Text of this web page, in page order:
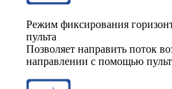
Режим фиксирования
пульта
Позволяет направить поток
направлении с помощью